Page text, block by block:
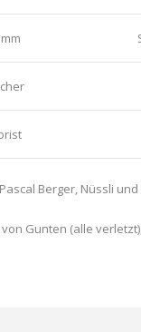
Berger, Nüssli
Gunten (alle